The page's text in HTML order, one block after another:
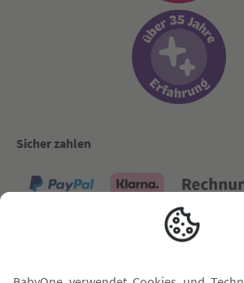
Sicher zahlen
Versand mit